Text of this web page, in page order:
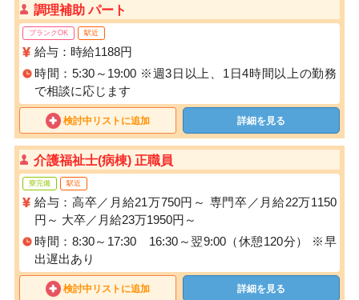
調理補助 パート
ブランクOK 駅近
給与：時給1188円
時間：5:30～19:00 ※週3日以上、1日4時間以上の勤務
で相談に応じます
検討中リストに追加 詳細を見る
介護福祉士(病棟) 正職員
寮完備 駅近
給与：高卒／月給21万750円～ 専門卒／月給22万1150
円～ 大卒／月給23万1950円～
時間：8:30～17:30 16:30～翌9:00（休憩120分） ※早
出遅出あり
検討中リストに追加 詳細を見る